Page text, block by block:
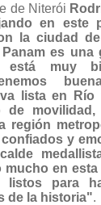
de Niterói
en este
la ciudad
es una
está muy
lista en
de
región
y
mucho en
listos para
de la historia".